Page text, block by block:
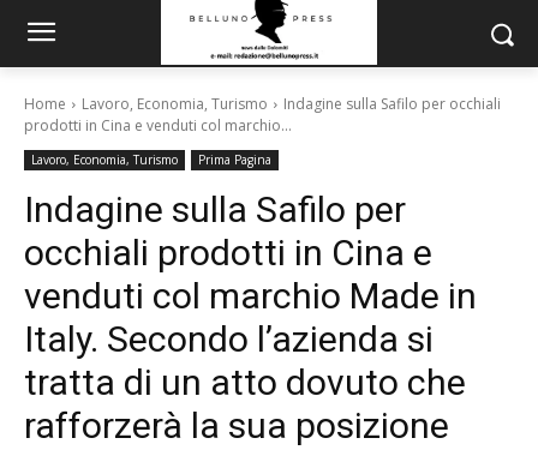
Home Lavoro, Economia, Turismo
Indagine sulla Safilo per occhiali
prodotti in Cina e venduti col marchio...
Lavoro, Economia, Turismo Prima Pagina
Indagine sulla Safilo per
occhiali prodotti in Cina e
venduti col marchio Made in
Italy. Secondo l’azienda si
tratta di un atto dovuto che
rafforzerà la sua posizione